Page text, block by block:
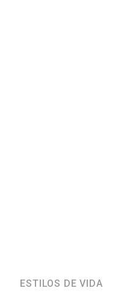
ESTILOS DE VIDA